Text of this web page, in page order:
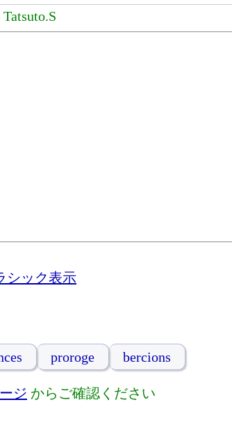
シック表示
proroge bercions
ジ からご確認ください